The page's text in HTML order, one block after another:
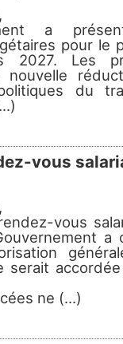
a
pour le
2027. Les
nouvelle
du
vous
vous
a
serait
ne (...)